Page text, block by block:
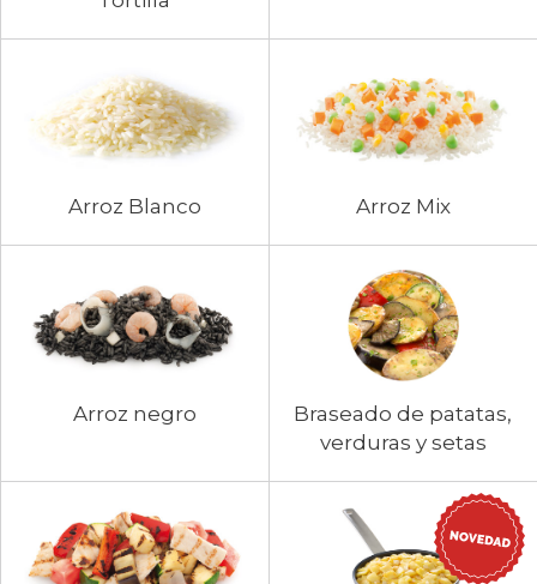
Arroz Blanco Arroz Mix
Arroz negro
Braseado de patatas,
verduras y setas